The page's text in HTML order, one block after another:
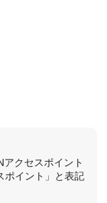
クセスポイント
ポイント」と表記